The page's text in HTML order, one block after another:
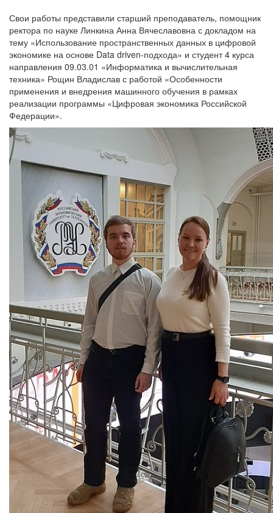
Свои работы представили старший преподаватель, помощник
ректора по науке Линкина Анна Вячеславовна с докладом на
тему «Использование пространственных данных в цифровой
экономике на основе Data driven-подхода» и студент 4 курса
направления 09.03.01 «Информатика и вычислительная
техника» Рощин Владислав с работой «Особенности
применения и внедрения машинного обучения в рамках
реализации программы «Цифровая экономика Российской
Федерации».